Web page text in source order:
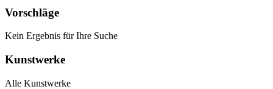
Vorschläge
Kein Ergebnis für Ihre Suche
Kunstwerke
Alle Kunstwerke